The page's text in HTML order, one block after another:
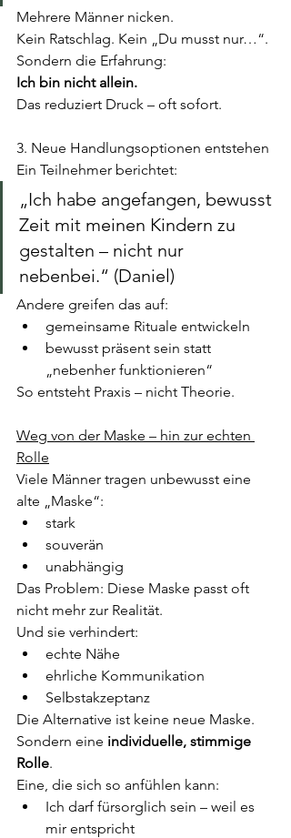
Mehrere Männer nicken.
Kein Ratschlag. Kein „Du musst nur…“.
Sondern die Erfahrung:
Ich bin nicht allein.
Das reduziert Druck – oft sofort.
3. Neue Handlungsoptionen entstehen
Ein Teilnehmer berichtet:
„Ich habe angefangen, bewusst
Zeit mit meinen Kindern zu
gestalten – nicht nur
nebenbei.“ (Daniel)
Andere greifen das auf:
gemeinsame Rituale entwickeln
bewusst präsent sein statt
„nebenher funktionieren“
So entsteht Praxis – nicht Theorie.
Weg von der Maske – hin zur echten
Rolle
Viele Männer tragen unbewusst eine
alte „Maske“:
stark
souverän
unabhängig
Das Problem: Diese Maske passt oft
nicht mehr zur Realität.
Und sie verhindert:
echte Nähe
ehrliche Kommunikation
Selbstakzeptanz
Die Alternative ist keine neue Maske.
Sondern eine individuelle, stimmige
Rolle.
Eine, die sich so anfühlen kann:
Ich darf fürsorglich sein – weil es
mir entspricht